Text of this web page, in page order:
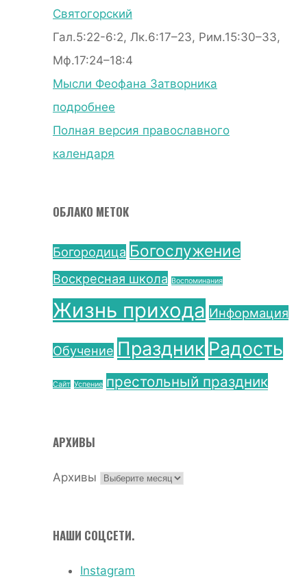
Святогорский
Гал.5:22-6:2, Лк.6:17–23, Рим.15:30–33,
Мф.17:24–18:4
Мысли Феофана Затворника
подробнее
Полная версия православного
календаря
ОБЛАКО МЕТОК
Богородица Богослужение
Воскресная школа Воспоминания
Жизнь прихода Информация
Обучение Праздник Радость
Сайт Успение престольный праздник
АРХИВЫ
Архивы
НАШИ СОЦСЕТИ.
Instagram